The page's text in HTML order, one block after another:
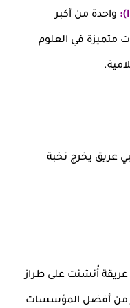
واحدة من أكبر
متميزة في العلوم
عريق يخرج نخبة
عريقة أُنشئت على طراز
من أفضل المؤسسات